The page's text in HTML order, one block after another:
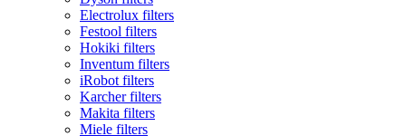
Electrolux filters
Festool filters
Hokiki filters
Inventum filters
iRobot filters
Karcher filters
Makita filters
Miele filters